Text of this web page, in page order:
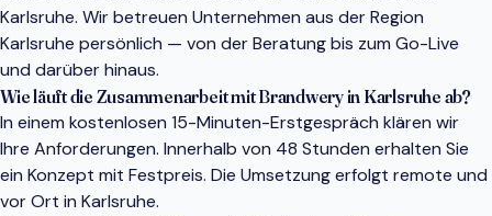
Karlsruhe. Wir betreuen Unternehmen aus der Region
Karlsruhe persönlich — von der Beratung bis zum Go-Live
und darüber hinaus.
Wie läuft die Zusammenarbeit mit Brandwery in Karlsruhe ab?
In einem kostenlosen 15-Minuten-Erstgespräch klären wir
Ihre Anforderungen. Innerhalb von 48 Stunden erhalten Sie
ein Konzept mit Festpreis. Die Umsetzung erfolgt remote und
vor Ort in Karlsruhe.